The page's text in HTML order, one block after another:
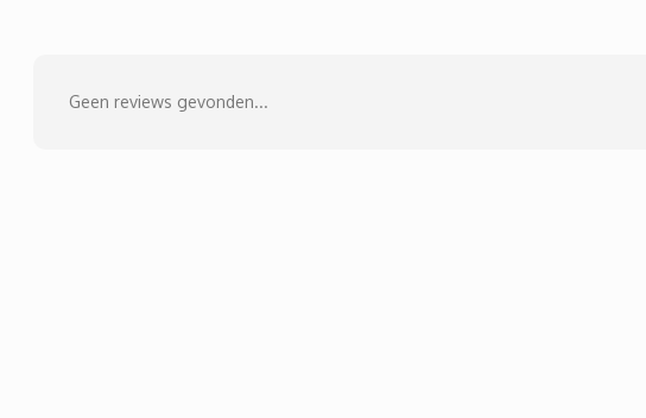
Geen reviews gevonden...